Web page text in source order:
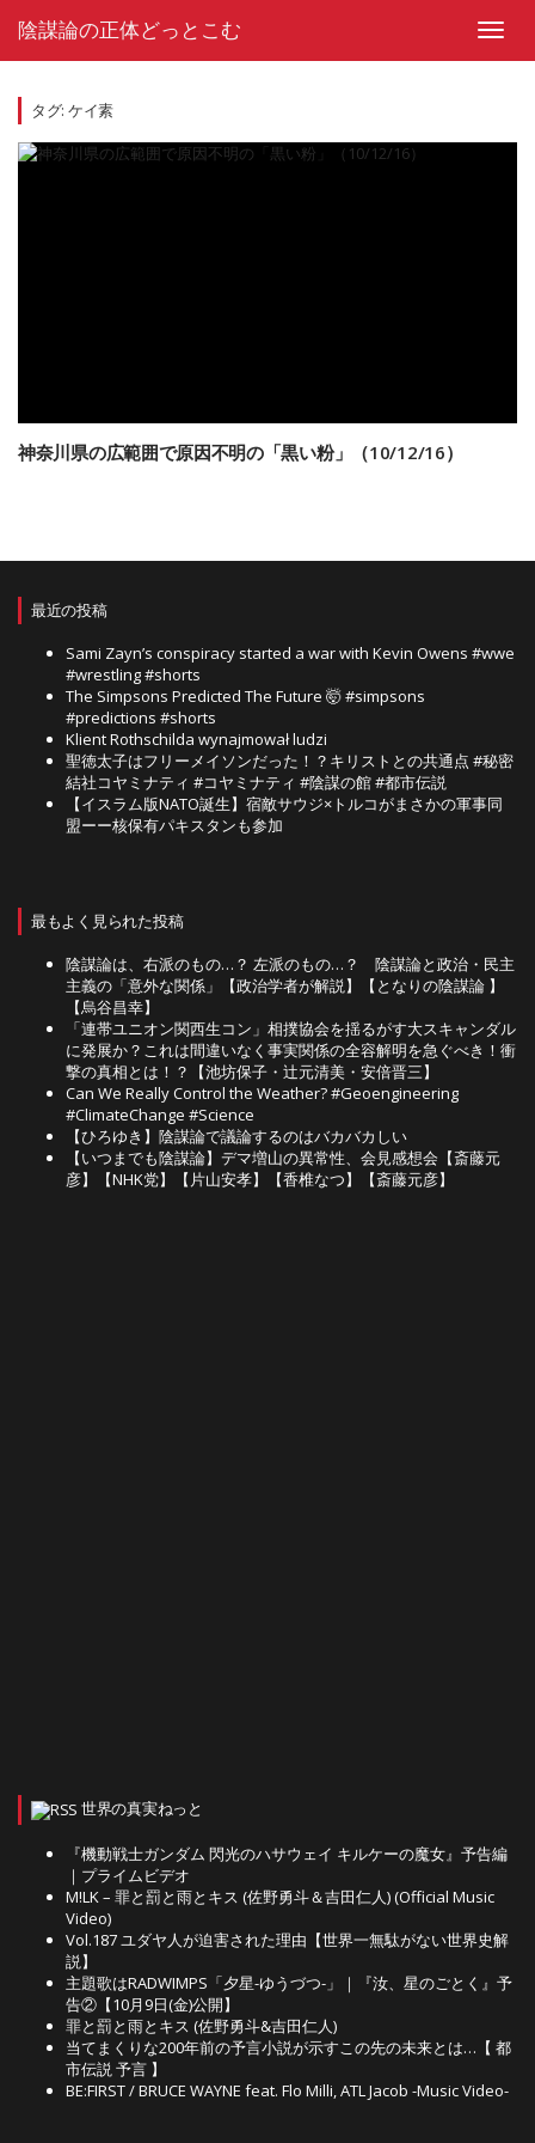
陰謀論の正体どっとこむ
タグ: ケイ素
神奈川県の広範囲で原因不明の「黒い粉」（10/12/16）
最近の投稿
Sami Zayn’s conspiracy started a war with Kevin Owens #wwe
#wrestling #shorts
The Simpsons Predicted The Future 🤯 #simpsons
#predictions #shorts
Klient Rothschilda wynajmował ludzi
聖徳太子はフリーメイソンだった！？キリストとの共通点 #秘密
結社コヤミナティ #コヤミナティ #陰謀の館 #都市伝説
【イスラム版NATO誕生】宿敵サウジ×トルコがまさかの軍事同
盟ーー核保有パキスタンも参加
最もよく見られた投稿
陰謀論は、右派のもの…？ 左派のもの…？ 陰謀論と政治・民主
主義の「意外な関係」【政治学者が解説】【となりの陰謀論 】
【烏谷昌幸】
「連帯ユニオン関西生コン」相撲協会を揺るがす大スキャンダル
に発展か？これは間違いなく事実関係の全容解明を急ぐべき！衝
撃の真相とは！？【池坊保子・辻元清美・安倍晋三】
Can We Really Control the Weather? #Geoengineering
#ClimateChange #Science
【ひろゆき】陰謀論で議論するのはバカバカしい
【いつまでも陰謀論】デマ増山の異常性、会見感想会【斎藤元
彦】【NHK党】【片山安孝】【香椎なつ】【斎藤元彦】
世界の真実ねっと
『機動戦士ガンダム 閃光のハサウェイ キルケーの魔女』予告編
｜プライムビデオ
M!LK – 罪と罰と雨とキス (佐野勇斗＆吉田仁人) (Official Music
Video)
Vol.187 ユダヤ人が迫害された理由【世界一無駄がない世界史解
説】
主題歌はRADWIMPS「夕星-ゆうづつ-」｜『汝、星のごとく』予
告②【10月9日(金)公開】
罪と罰と雨とキス (佐野勇斗&吉田仁人)
当てまくりな200年前の予言小説が示すこの先の未来とは…【 都
市伝説 予言 】
BE:FIRST / BRUCE WAYNE feat. Flo Milli, ATL Jacob -Music Video-